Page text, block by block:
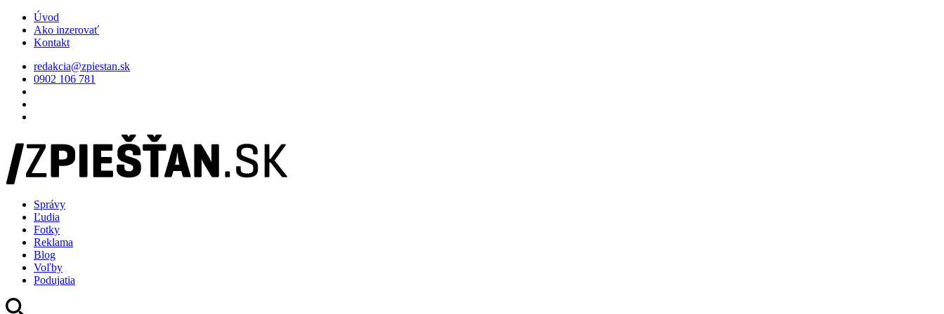
Úvod
Ako inzerovať
Kontakt
redakcia@zpiestan.sk
0902 106 781
Správy
Ľudia
Fotky
Reklama
Blog
Voľby
Podujatia